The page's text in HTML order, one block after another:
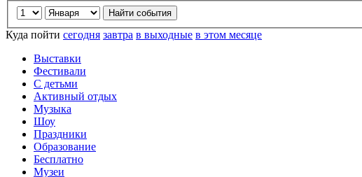
Куда пойти сегодня завтра в выходные в этом месяце
Выставки
Фестивали
С детьми
Активный отдых
Музыка
Шоу
Праздники
Образование
Бесплатно
Музеи